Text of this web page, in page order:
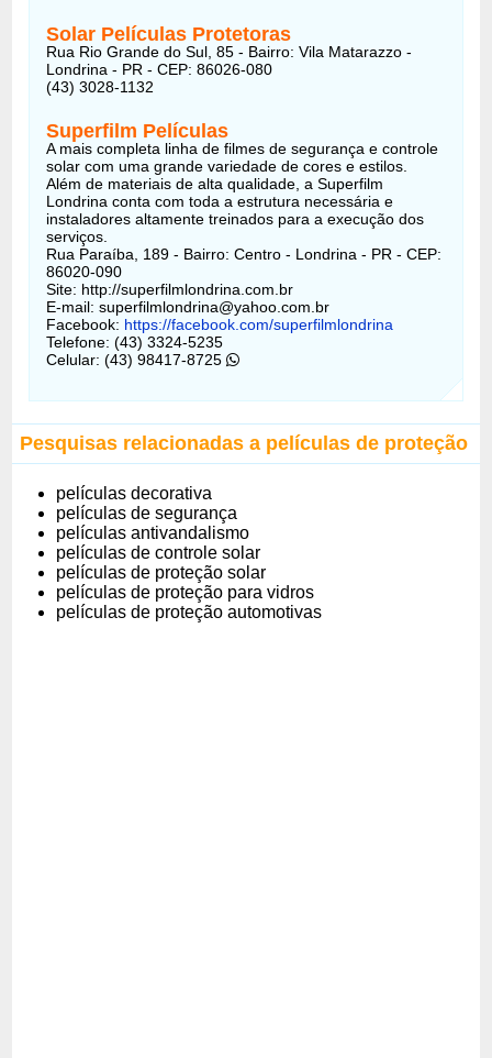
Solar Películas Protetoras
Rua Rio Grande do Sul, 85 - Bairro: Vila Matarazzo -
Londrina - PR - CEP: 86026-080
(43) 3028-1132
Superfilm Películas
A mais completa linha de filmes de segurança e controle
solar com uma grande variedade de cores e estilos.
Além de materiais de alta qualidade, a Superfilm
Londrina conta com toda a estrutura necessária e
instaladores altamente treinados para a execução dos
serviços.
Rua Paraíba, 189 - Bairro: Centro - Londrina - PR - CEP:
86020-090
Site: http://superfilmlondrina.com.br
E-mail: superfilmlondrina@yahoo.com.br
Facebook: https://facebook.com/superfilmlondrina
Telefone: (43) 3324-5235
Celular: (43) 98417-8725
Pesquisas relacionadas a películas de proteção
películas decorativa
películas de segurança
películas antivandalismo
películas de controle solar
películas de proteção solar
películas de proteção para vidros
películas de proteção automotivas